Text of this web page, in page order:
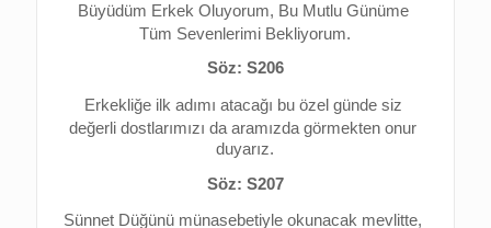
Büyüdüm Erkek Oluyorum, Bu Mutlu Günüme
Tüm Sevenlerimi Bekliyorum.
Söz: S206
Erkekliğe ilk adımı atacağı bu özel günde siz
değerli dostlarımızı da aramızda görmekten onur
duyarız.
Söz: S207
Sünnet Düğünü münasebetiyle okunacak mevlitte,